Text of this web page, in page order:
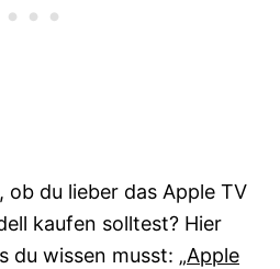
du lieber das Apple TV
kaufen solltest? Hier
du wissen musst: „Apple